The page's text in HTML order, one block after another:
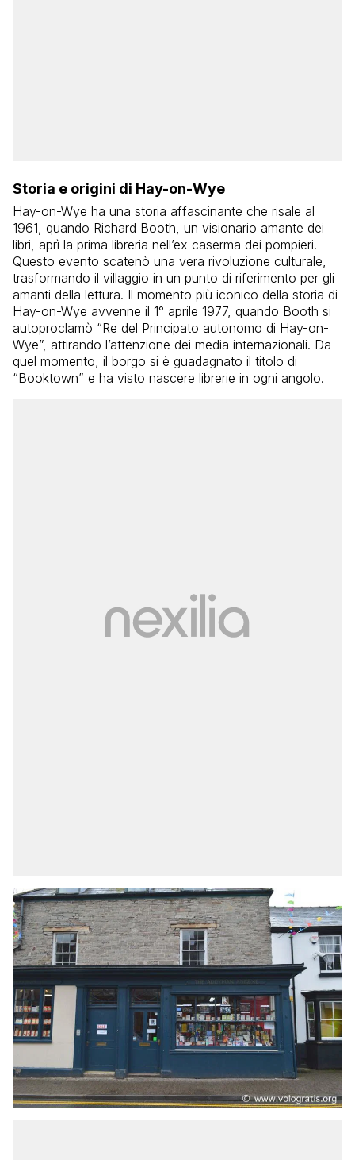
Storia e origini di Hay-on-Wye
Hay-on-Wye ha una storia affascinante che risale al
1961, quando Richard Booth, un visionario amante dei
libri, aprì la prima libreria nell’ex caserma dei pompieri.
Questo evento scatenò una vera rivoluzione culturale,
trasformando il villaggio in un punto di riferimento per gli
amanti della lettura. Il momento più iconico della storia di
Hay-on-Wye avvenne il 1° aprile 1977, quando Booth si
autoproclamò “Re del Principato autonomo di Hay-on-
Wye”, attirando l’attenzione dei media internazionali. Da
quel momento, il borgo si è guadagnato il titolo di
“Booktown” e ha visto nascere librerie in ogni angolo.